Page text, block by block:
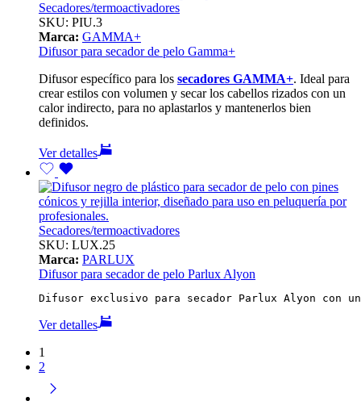
Secadores/termoactivadores
SKU: PIU.3
Marca: GAMMA+
Difusor para secador de pelo Gamma+
Difusor específico para los secadores GAMMA+. Ideal para
crear estilos con volumen y secar los cabellos rizados con un
calor indirecto, para no aplastarlos y mantenerlos bien
definidos.
Ver detalles
Secadores/termoactivadores
SKU: LUX.25
Marca: PARLUX
Difusor para secador de pelo Parlux Alyon
Difusor exclusivo para secador Parlux Alyon con
Ver detalles
1
2